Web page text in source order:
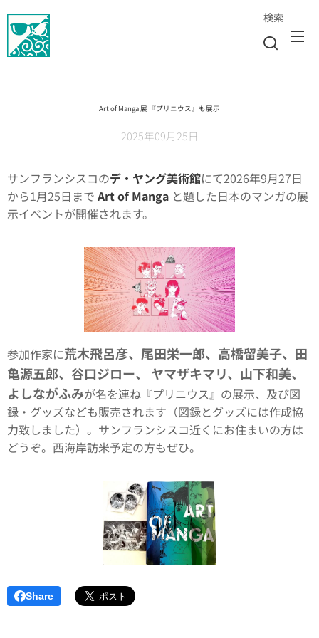
検索
Art of Manga 展 『プリニウス』も展示
2025年09月25日
サンフランシスコのデ・ヤング美術館にて2026年9月27日
から1月25日まで Art of Manga と題した日本のマンガの展
示イベントが開催されます。
参加作家に荒木飛呂彦、尾田栄一郎、高橋留美子、田
亀源五郎、谷口ジロー、 ヤマザキマリ、山下和美、
よしながふみが名を連ね『プリニウス』の展示、及び図
録・グッズなども販売されます（図録とグッズには作成協
力致しました）。サンフランシスコ近くにお住まいの方は
どうぞ。西海岸訪米予定の方もぜひ。
Share